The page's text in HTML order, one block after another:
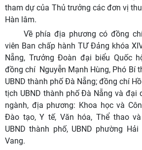
tham dự của Thủ trưởng các đơn vị
Hàn lâm.
Về phía địa phương có đồng
viên Ban chấp hành TƯ Đảng khóa
Nẵng, Trưởng Đoàn đại biểu Quốc
đồng chí Nguyễn Mạnh Hùng, Phó Bí
UBND thành phố Đà Nẵng; đồng chí
tịch UBND thành phố Đà Nẵng và đại
ngành, địa phương: Khoa học và
Đào tạo, Y tế, Văn hóa, Thể thao
UBND thành phố, UBND phường Hải
Vang.